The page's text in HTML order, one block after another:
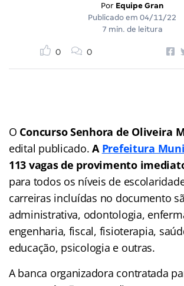
Por Equipe Gran
Publicado em 04/11/22
7 min. de leitura
0 0
O Concurso Senhora de Oliveira
edital publicado.A Prefeitura
113 vagas de provimento
para todos os níveis de
carreiras incluídas no documento
administrativa, odontologia,
engenharia, fiscal, fisioterapia,
educação, psicologia e outras.
A banca organizadora contratada